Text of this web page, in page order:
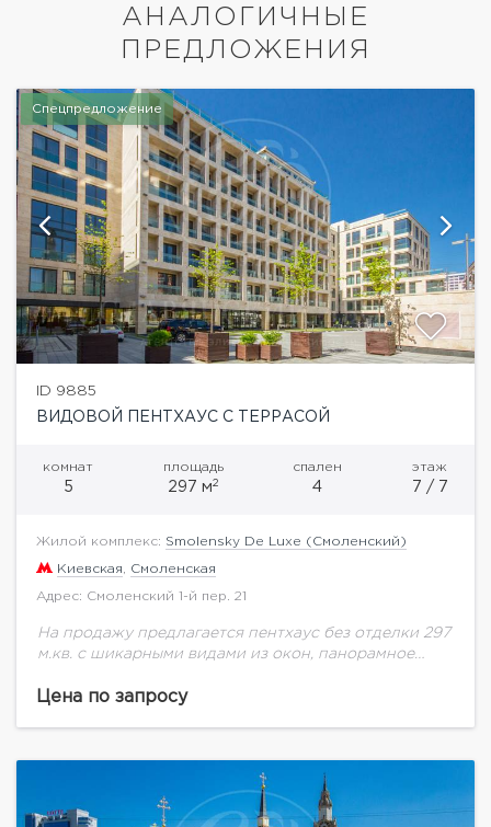
АНАЛОГИЧНЫЕ
ПРЕДЛОЖЕНИЯ
Спецпредложение
ID 9885
ВИДОВОЙ ПЕНТХАУС С ТЕРРАСОЙ
комнат
5
площадь
297 м2
спален
4
этаж
7 / 7
Жилой комплекс: Smolensky De Luxe (Смоленский)
Киевская Смоленская
Адрес: Смоленский 1-й пер. 21
На продажу предлагается пентхаус без отделки 297
м.кв. с шикарными видами из окон, панорамное
помещение светлым. Окна апартамента на две
Цена по запросу